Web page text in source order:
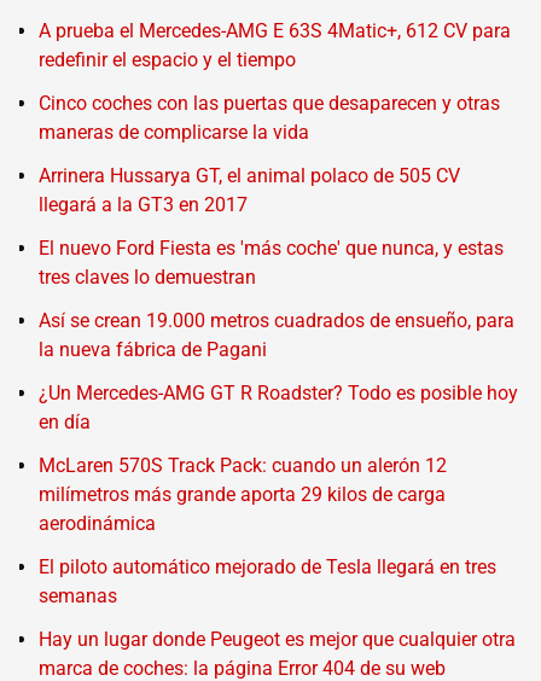
A prueba el Mercedes-AMG E 63S 4Matic+, 612 CV para
redefinir el espacio y el tiempo
Cinco coches con las puertas que desaparecen y otras
maneras de complicarse la vida
Arrinera Hussarya GT, el animal polaco de 505 CV
llegará a la GT3 en 2017
El nuevo Ford Fiesta es 'más coche' que nunca, y estas
tres claves lo demuestran
Así se crean 19.000 metros cuadrados de ensueño, para
la nueva fábrica de Pagani
¿Un Mercedes-AMG GT R Roadster? Todo es posible hoy
en día
McLaren 570S Track Pack: cuando un alerón 12
milímetros más grande aporta 29 kilos de carga
aerodinámica
El piloto automático mejorado de Tesla llegará en tres
semanas
Hay un lugar donde Peugeot es mejor que cualquier otra
marca de coches: la página Error 404 de su web